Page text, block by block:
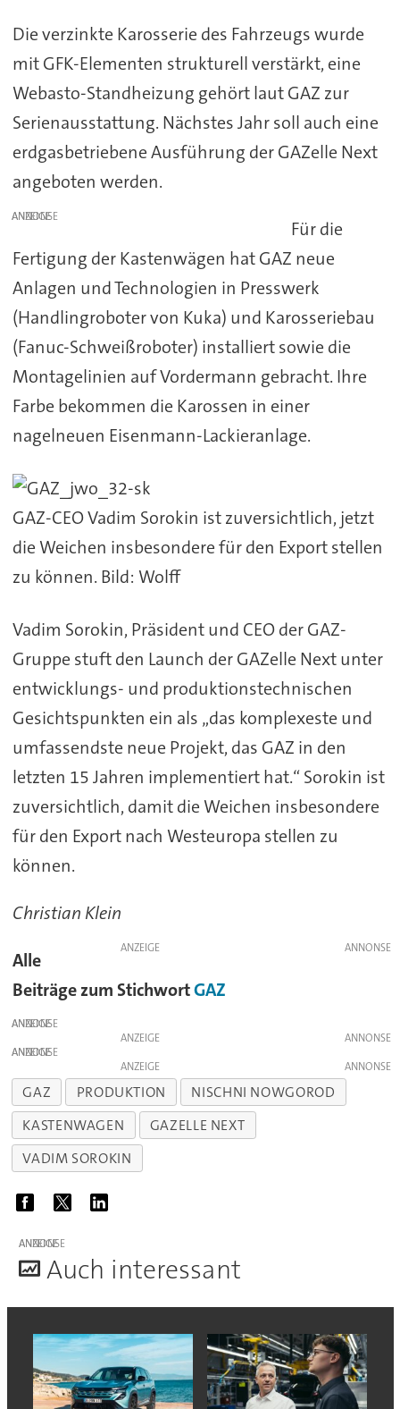
Die verzinkte Karosserie des Fahrzeugs wurde
mit GFK-Elementen strukturell verstärkt, eine
Webasto-Standheizung gehört laut GAZ zur
Serienausstattung. Nächstes Jahr soll auch eine
erdgasbetriebene Ausführung der GAZelle Next
angeboten werden.
ANZEIGE
Für die
Fertigung der Kastenwägen hat GAZ neue
Anlagen und Technologien in Presswerk
(Handlingroboter von Kuka) und Karosseriebau
(Fanuc-Schweißroboter) installiert sowie die
Montagelinien auf Vordermann gebracht. Ihre
Farbe bekommen die Karossen in einer
nagelneuen Eisenmann-Lackieranlage.
GAZ-CEO Vadim Sorokin ist zuversichtlich, jetzt
die Weichen insbesondere für den Export stellen
zu können. Bild: Wolff
Vadim Sorokin, Präsident und CEO der GAZ-
Gruppe stuft den Launch der GAZelle Next unter
entwicklungs- und produktionstechnischen
Gesichtspunkten ein als „das komplexeste und
umfassendste neue Projekt, das GAZ in den
letzten 15 Jahren implementiert hat.“ Sorokin ist
zuversichtlich, damit die Weichen insbesondere
für den Export nach Westeuropa stellen zu
können.
Christian Klein
ANZEIGE
Alle
Beiträge zum StichwortGAZ
ANZEIGE
ANZEIGE
ANZEIGE
ANZEIGE
GAZ PRODUKTION
NISCHNI NOWGOROD
KASTENWAGEN
GAZELLE NEXT
VADIM SOROKIN
ANZEIGE
Auch interessant